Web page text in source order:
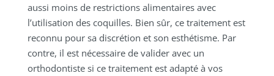
aussi moins de restrictions alimentaires avec
l’utilisation des coquilles. Bien sûr, ce traitement est
reconnu pour sa discrétion et son esthétisme. Par
contre, il est nécessaire de valider avec un
orthodontiste si ce traitement est adapté à vos